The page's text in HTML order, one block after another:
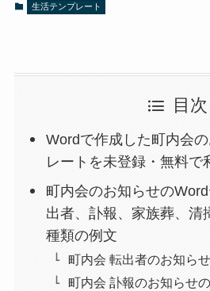
生活テンプレート
目次
Wordで作成した町内会
レートを未登録・無料で
町内会のお知らせの
出者、訃報、家族葬、清
種類の例文
町内会 転出者のお知ら
町内会 訃報のお知らせ